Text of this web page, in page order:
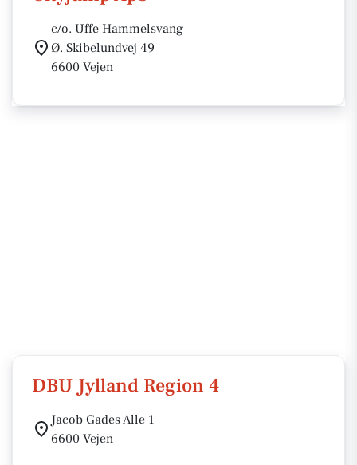
c/o. Uffe Hammelsvang
Ø. Skibelundvej 49
6600 Vejen
DBU Jylland Region 4
Jacob Gades Alle 1
6600 Vejen